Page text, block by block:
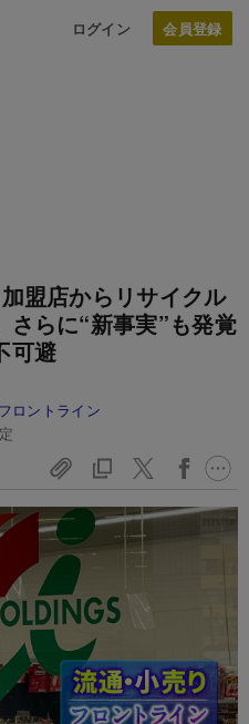
ログイン
盟店からリサイクル
らに“新事実”も発覚
可避
ロントライン